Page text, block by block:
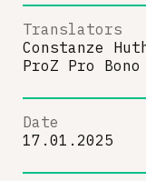
Translators
Constanze
ProZ Pro Bono
Date
17.01.2025